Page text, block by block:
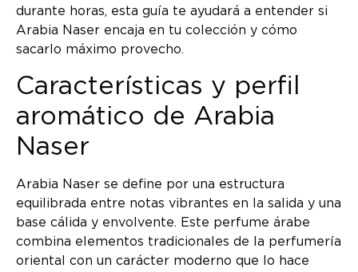
durante horas, esta guía te ayudará a entender si
Arabia Naser encaja en tu colección y cómo
sacarlo máximo provecho.
Características y perfil
aromático de Arabia
Naser
Arabia Naser se define por una estructura
equilibrada entre notas vibrantes en la salida y una
base cálida y envolvente. Este perfume árabe
combina elementos tradicionales de la perfumería
oriental con un carácter moderno que lo hace